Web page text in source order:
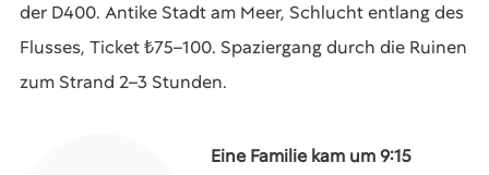
der D400. Antike Stadt am Meer, Schlucht entlang des
Flusses, Ticket ₺75–100. Spaziergang durch die Ruinen
zum Strand 2–3 Stunden.
Eine Familie kam um 9:15